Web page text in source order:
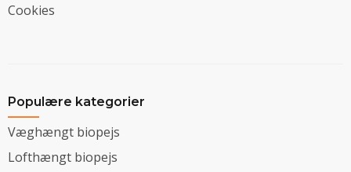
Cookies
Populære kategorier
Væghængt biopejs
Lofthængt biopejs